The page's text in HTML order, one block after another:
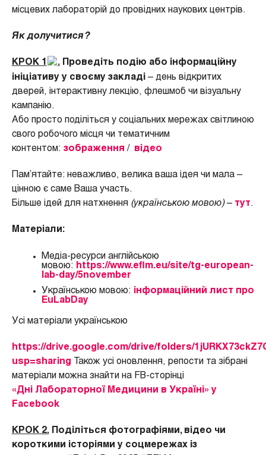
місцевих лабораторій до провідних наукових центрів.
Як долучитися?
КРОК 1 .Проведіть подію або інформаційну
ініціативу у своєму закладі
– день відкритих
дверей, інтерактивну лекцію, флешмоб чи візуальну
кампанію.
Або просто поділіться у соціальних мережах світлиною
свого робочого місця чи тематичним
контентом: зображення / відео
Пам’ятайте: неважливо, велика ваша ідея чи мала –
цінною є саме Ваша участь.
Більше ідей для натхнення (українською мовою)– тут.
Матеріали:
Медіа-ресурси англійською
мовою: https://www.eflm.eu/site/tg-european-
lab-day/5november
Українською мовою:
інформаційний лист про
EuLabDay
Усі матеріали українською
https://drive.google.com/drive/folders/
usp=sharing
Також усі оновлення, репости та зібрані
матеріали можна знайти на FB-сторінці
«Дні Лабораторної Медицини в Україні» у
Facebook
КРОК 2.Поділіться фотографіями, відео чи
короткими історіями у соцмережах із